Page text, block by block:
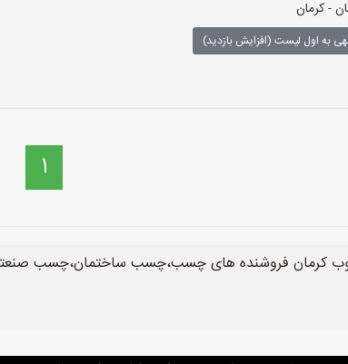
- کرمان
به اول لیست (افزایش بازدید)
1
کرمان فروشنده های چسب،چسب ساختمان،چسب